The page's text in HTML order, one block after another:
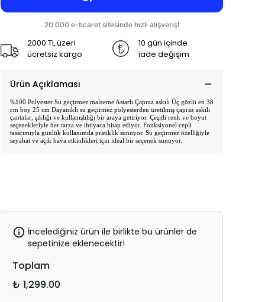
2000 TL üzeri
ücretsiz kargo
10 gün içinde
iade değişim
Ürün Açıklaması
%100 Polyester Su geçirmez malzeme Astarlı Çapraz askılı Üç gözlü en 38
cm boy 25 cm Dayanıklı su geçirmez polyesterden üretilmiş çapraz askılı
çantalar, şıklığı ve kullanışlılığı bir araya getiriyor. Çeşitli renk ve boyut
seçenekleriyle her tarza ve ihtiyaca hitap ediyor. Fonksiyonel cepli
tasarımıyla günlük kullanımda pratiklik sunuyor. Su geçirmez özelliğiyle
seyahat ve açık hava etkinlikleri için ideal bir seçenek sunuyor.
İncelediğiniz ürün ile birlikte bu ürünler de
sepetinize eklenecektir!
Toplam
₺ 1,299.00